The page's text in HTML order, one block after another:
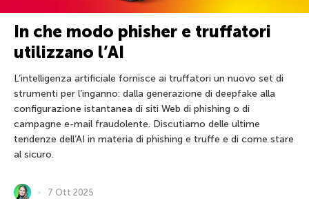
In che modo phisher e truffatori
utilizzano l’AI
L’intelligenza artificiale fornisce ai truffatori un nuovo set di
strumenti per l’inganno: dalla generazione di deepfake alla
configurazione istantanea di siti Web di phishing o di
campagne e-mail fraudolente. Discutiamo delle ultime
tendenze dell’AI in materia di phishing e truffe e di come stare
al sicuro.
7 Ott 2025